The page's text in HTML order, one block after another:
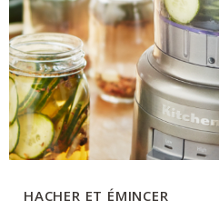
HACHER ET ÉMINCER